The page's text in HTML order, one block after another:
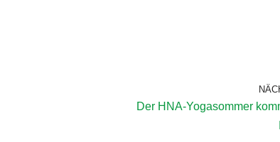
Der HNA-Yogasommer